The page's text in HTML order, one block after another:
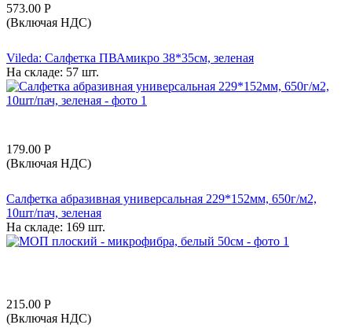
573.00 Р
(Включая НДС)
Vileda: Салфетка ПВАмикро 38*35см, зеленая
На складе: 57 шт.
179.00 Р
(Включая НДС)
Салфетка абразивная универсальная 229*152мм, 650г/м2,
10шт/пач, зеленая
На складе: 169 шт.
215.00 Р
(Включая НДС)